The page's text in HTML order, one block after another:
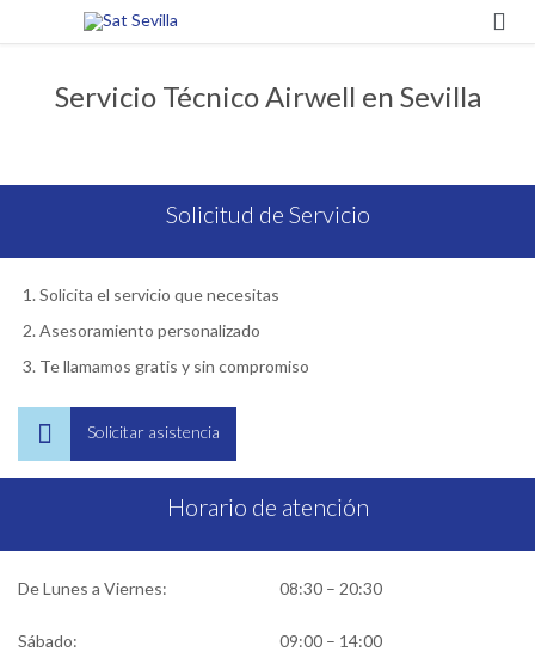

Servicio Técnico Airwell en Sevilla
Solicitud de Servicio
Solicita el servicio que necesitas
Asesoramiento personalizado
Te llamamos gratis y sin compromiso
 Solicitar asistencia
Horario de atención
De Lunes a Viernes: 08:30 – 20:30
Sábado: 09:00 – 14:00